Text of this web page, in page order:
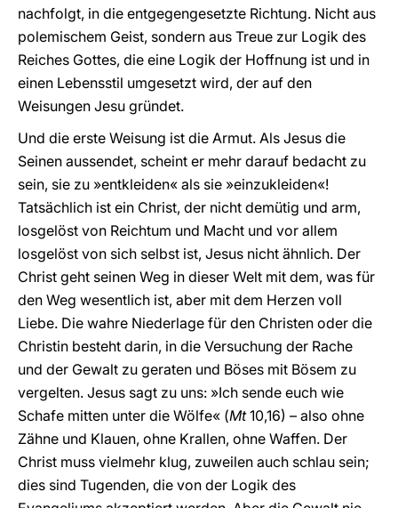
nachfolgt, in die entgegengesetzte Richtung. Nicht aus
polemischem Geist, sondern aus Treue zur Logik des
Reiches Gottes, die eine Logik der Hoffnung ist und in
einen Lebensstil umgesetzt wird, der auf den
Weisungen Jesu gründet.
Und die erste Weisung ist die Armut. Als Jesus die
Seinen aussendet, scheint er mehr darauf bedacht zu
sein, sie zu »entkleiden« als sie »einzukleiden«!
Tatsächlich ist ein Christ, der nicht demütig und arm,
losgelöst von Reichtum und Macht und vor allem
losgelöst von sich selbst ist, Jesus nicht ähnlich. Der
Christ geht seinen Weg in dieser Welt mit dem, was für
den Weg wesentlich ist, aber mit dem Herzen voll
Liebe. Die wahre Niederlage für den Christen oder die
Christin besteht darin, in die Versuchung der Rache
und der Gewalt zu geraten und Böses mit Bösem zu
vergelten. Jesus sagt zu uns: »Ich sende euch wie
Schafe mitten unter die Wölfe« (Mt10,16) – also ohne
Zähne und Klauen, ohne Krallen, ohne Waffen. Der
Christ muss vielmehr klug, zuweilen auch schlau sein;
dies sind Tugenden, die von der Logik des